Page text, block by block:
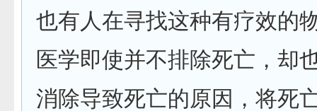
也有人在寻找这种有疗效的
医学即使并不排除死亡，却
消除导致死亡的原因，将死